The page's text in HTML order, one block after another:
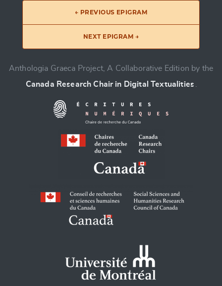
← PREVIOUS EPIGRAM
NEXT EPIGRAM →
Anthologia Graeca Project, A Collaborative Edition by the
Canada Research Chair in Digital Textualities